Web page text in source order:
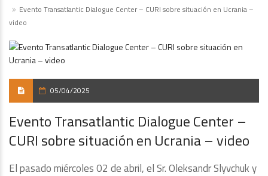
Evento Transatlantic Dialogue Center – CURI sobre situación en Ucrania –
video
05/04/2025
Evento Transatlantic Dialogue Center –
CURI sobre situación en Ucrania – video
El pasado miércoles 02 de abril, el Sr. Oleksandr Slyvchuk y